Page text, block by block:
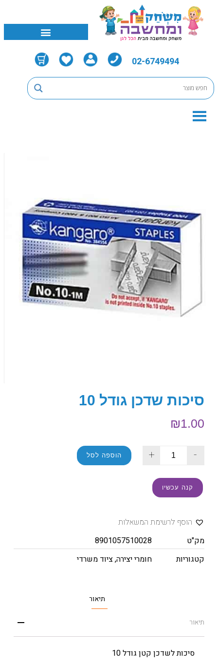
02-6749494
סיכות שדכן גודל 10
₪1.00
-
+ הוספה לסל
קנה עכשיו
הוסף לרשימת המשאלות
מק"ט
8901057510028
קטגוריות
חומרי יצירה,ציוד משרדי
תיאור
תיאור
סיכות לשדכן קטן גודל 10